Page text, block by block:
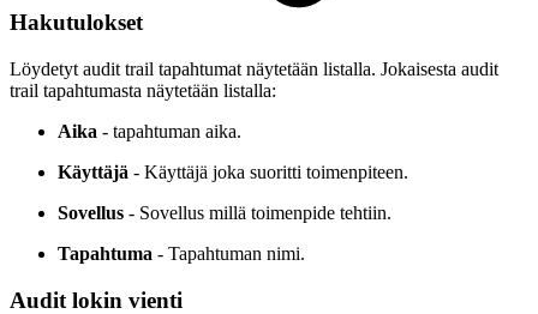
Hakutulokset
Löydetyt audit trail tapahtumat näytetään listalla. Jokaisesta audit
trail tapahtumasta näytetään listalla:
Aika - tapahtuman aika.
Käyttäjä - Käyttäjä joka suoritti toimenpiteen.
Sovellus - Sovellus millä toimenpide tehtiin.
Tapahtuma - Tapahtuman nimi.
Audit lokin vienti